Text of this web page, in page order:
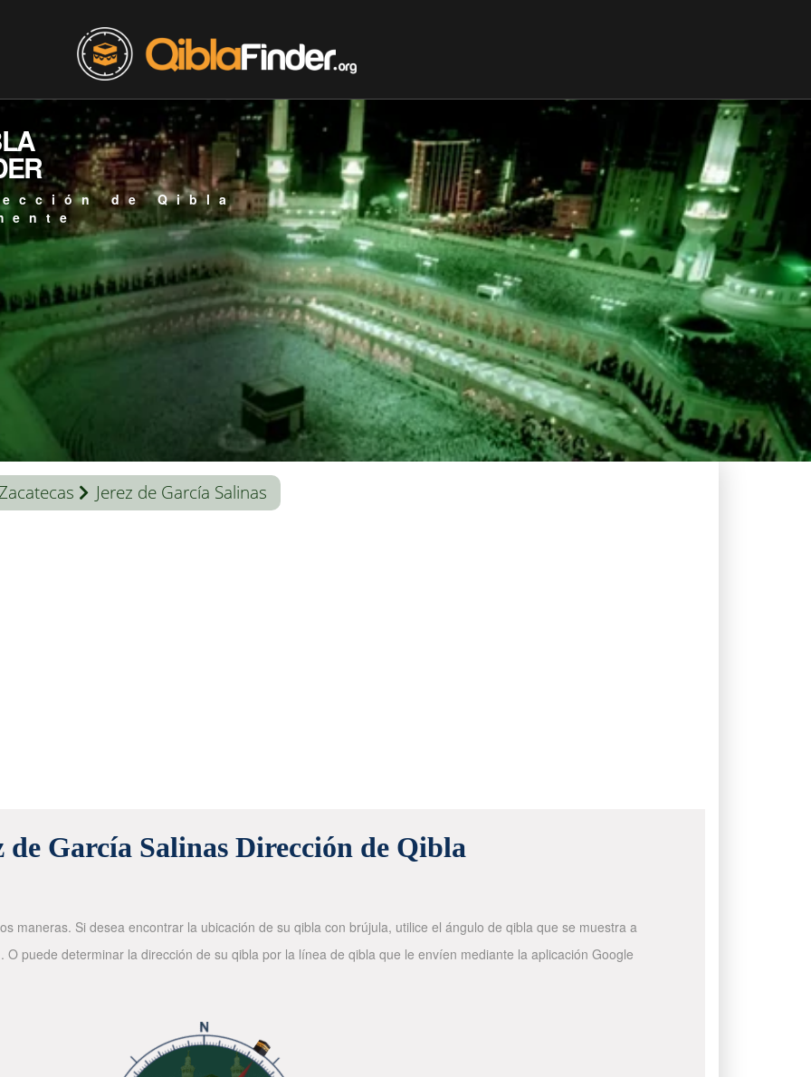
de Qibla
Jerez de García Salinas
de García Salinas Dirección de Qibla
maneras. Si desea encontrar la ubicación de su qibla con brújula, utilice el ángulo de qibla que se muestra a
puede determinar la dirección de su qibla por la línea de qibla que le envíen mediante la aplicación Google